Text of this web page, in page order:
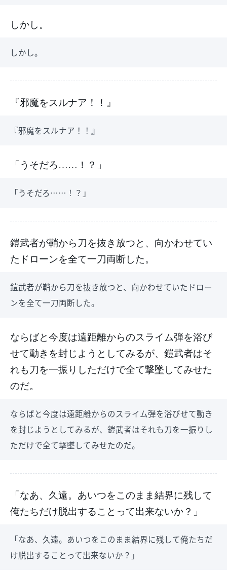
しかし。
しかし。
『邪魔をスルナア！！』
『邪魔をスルナア！！』
「うそだろ……！？」
「うそだろ……！？」
鎧武者が鞘から刀を抜き放つと、向かわせてい
たドローンを全て一刀両断した。
鎧武者が鞘から刀を抜き放つと、向かわせていたドロー
ンを全て一刀両断した。
ならばと今度は遠距離からのスライム弾を浴び
せて動きを封じようとしてみるが、鎧武者はそ
れも刀を一振りしただけで全て撃墜してみせた
のだ。
ならばと今度は遠距離からのスライム弾を浴びせて動き
を封じようとしてみるが、鎧武者はそれも刀を一振りし
ただけで全て撃墜してみせたのだ。
「なあ、久遠。あいつをこのまま結界に残して
俺たちだけ脱出することって出来ないか？」
「なあ、久遠。あいつをこのまま結界に残して俺たちだ
け脱出することって出来ないか？」